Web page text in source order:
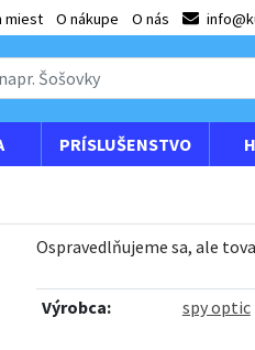
miest O nákupe O nás
PRÍSLUŠENSTVO
Ospravedlňujeme sa, ale
Výrobca: spy optic